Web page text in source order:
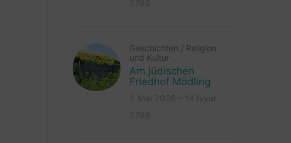
Geschichten / Religion
und Kultur
Am jüdischen
Friedhof Mödling